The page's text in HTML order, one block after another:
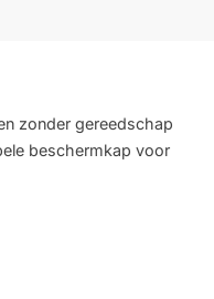
zonder gereedschap
beschermkap voor